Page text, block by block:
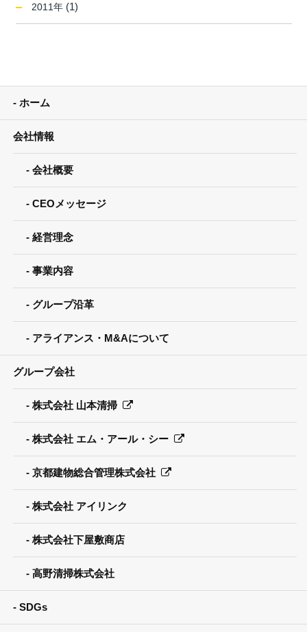
2011年 (1)
ホーム
会社情報
会社概要
CEOメッセージ
経営理念
事業内容
グループ沿革
アライアンス・M&Aについて
グループ会社
株式会社 山本清掃
株式会社 エム・アール・シー
京都建物総合管理株式会社
株式会社 アイリンク
株式会社下屋敷商店
高野清掃株式会社
SDGs